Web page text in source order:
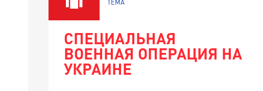
ТЕМА
СПЕЦИАЛЬНАЯ
ВОЕННАЯ ОПЕРАЦИЯ НА
УКРАИНЕ